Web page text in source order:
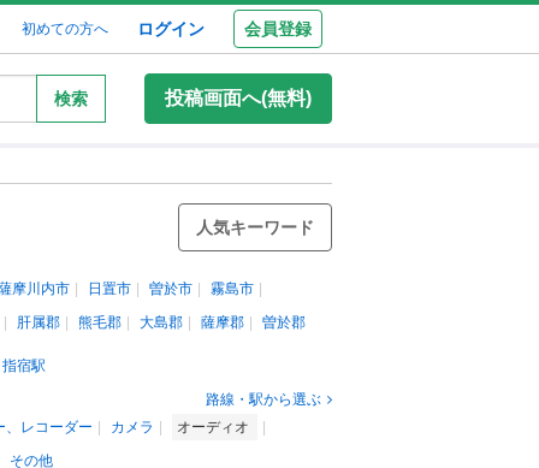
初めての方へ ログイン 会員登録
検索 投稿画面へ(無料)
人気キーワード
摩川内市 日置市 曽於市
霧島市
肝属郡 熊毛郡 大島郡 薩摩郡 曽於郡
指宿駅
路線・駅から選ぶ
、レコーダー カメラ
オーディオ
その他